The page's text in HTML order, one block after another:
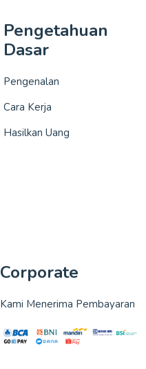
Pengetahuan
Dasar
Pengenalan
Cara Kerja
Hasilkan Uang
Corporate
Kami Menerima Pembayaran